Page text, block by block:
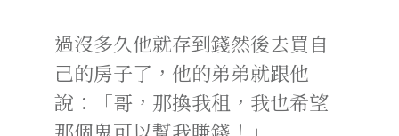
過沒多久他就存到錢然後去買自
己的房子了，他的弟弟就跟他
說：「哥，那換我租，我也希望